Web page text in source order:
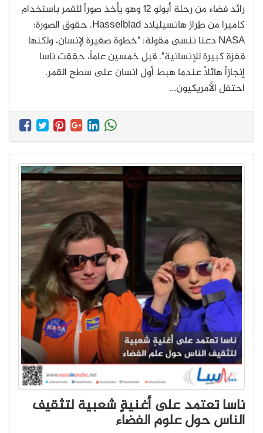
رائد فضاء من رحلة أبولو 12 وهو يأخذ صوراً للقمر باستخدام
كاميرا من طِراز هانسيلبِلاد Hasselblad. حقوق الصورة:
NASA دعنا ننسى مقولة: "خطوة صغيرة لإنسان، ولكنها
قفزة كبيرة للإنسانية". قبل خمسين عاماً، حققت ناسا
إنجازاً هائلاً عندما هبط أول انسان على سطح القمر.
احتفل الأمريكيون…
ناسا تعتمد على أغنيةٍ شعبية لتثقيف
الناس حول علوم الفضاء